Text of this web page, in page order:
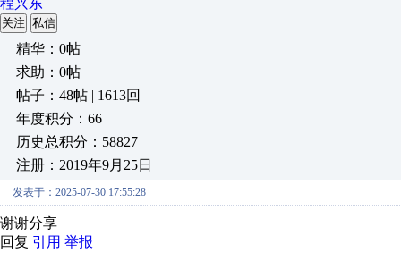
程兴东
关注 私信
精华：0帖
求助：0帖
帖子：48帖 | 1613回
年度积分：66
历史总积分：58827
注册：2019年9月25日
发表于：2025-07-30 17:55:28
谢谢分享
回复 引用 举报